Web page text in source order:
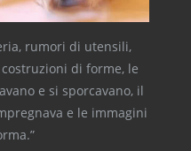
rumori di utensili,
di forme, le
e si sporcavano, il
e le immagini